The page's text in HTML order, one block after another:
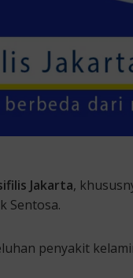
Jakarta,
Sentosa.
penyakit